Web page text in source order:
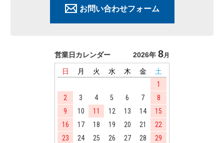
営業日カレンダー 2026年 8月
日 月 火 水 木 金
土
1
2
3 4 5 6 7
8
9
10 11 12 13 14
15
16
17 18 19 20 21
22
23
24 25 26 27 28
29
お問い合わせフォーム